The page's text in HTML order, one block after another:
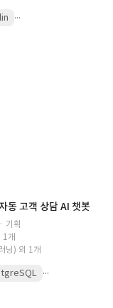
...
동 고객 상담 AI 챗봇
기획
1개
닝) 외 1개
...